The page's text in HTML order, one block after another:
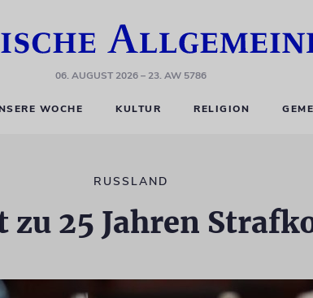
06. AUGUST 2026– 23. AW 5786
WOCHE KULTUR RELIGION
RUSSLAND
zu 25 Jahren